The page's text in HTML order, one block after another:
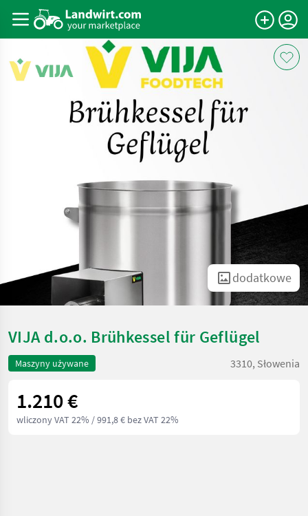
dodatkowe
VIJA d.o.o. Brühkessel für Geflügel
Maszyny używane 3310, Słowenia
1.210 €
wliczony VAT 22% / 991,8 € bez VAT 22%